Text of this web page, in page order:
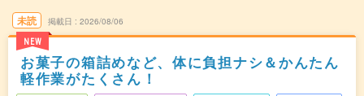
未読
NEW
掲載日 2026/08/06
お菓子の箱詰めなど、体に負担ナシ＆かんたん
軽作業がたくさん！